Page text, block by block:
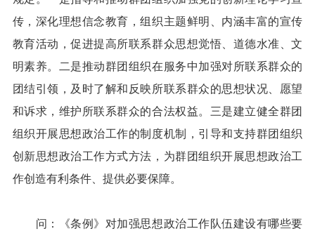
传，深化理想信念教育，组织主题鲜明、内涵丰富的宣传
教育活动，促进提高所联系群众思想觉悟、道德水准、文
明素养。二是推动群团组织在服务中加强对所联系群众的
团结引领，及时了解和反映所联系群众的思想状况、愿望
和诉求，维护所联系群众的合法权益。三是建立健全群团
组织开展思想政治工作的制度机制，引导和支持群团组织
创新思想政治工作方式方法，为群团组织开展思想政治工
作创造有利条件、提供必要保障。
问：《条例》对加强思想政治工作队伍建设有哪些要